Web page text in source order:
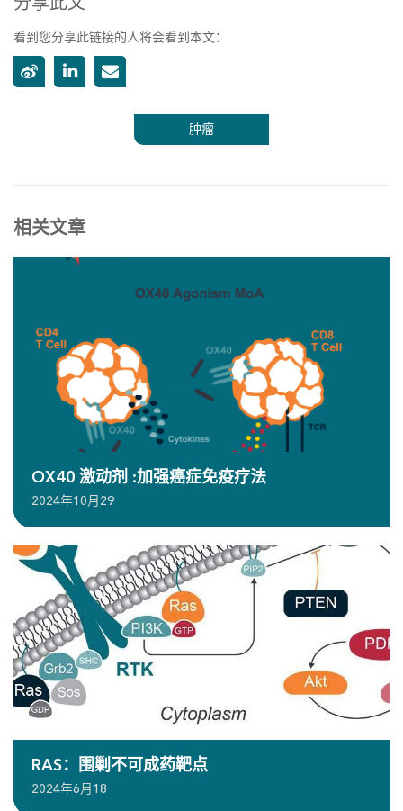
看到您分享此链接的人将会看到本文：
肿瘤
相关文章
OX40 激动剂 :加强癌症免疫疗法
2024年10月29
RAS：围剿不可成药靶点
2024年6月18